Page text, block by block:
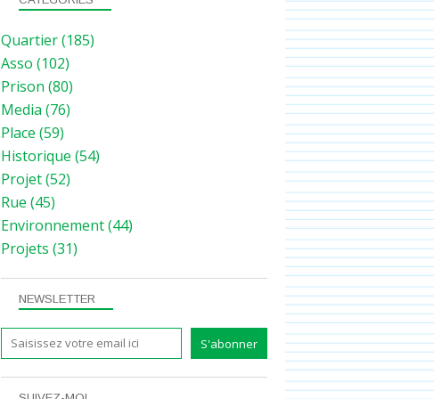
NEWSLETTER
Quartier(185)
Asso (102)
Prison (80)
Media (76)
Place (59)
Historique (54)
Projet(52)
Rue (45)
Environnement(44)
Projets (31)